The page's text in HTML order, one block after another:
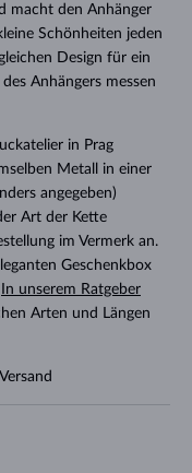
macht den Anhänger
Schönheiten jeden
Design für ein
Anhängers messen
in Prag
Metall in einer
angegeben)
Art der Kette
im Vermerk an.
Geschenkbox
In unserem Ratgeber
Arten und Längen